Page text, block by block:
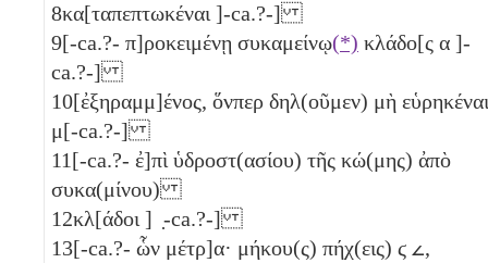
8κα[ταπεπτωκέναι ]-ca.?-]
9[-ca.?- π]ροκειμένῃ συκαμείνῳ(*) κλάδο[ς α ]-
ca.?-]
10[ἐξηραμμ]ένος, ὅνπερ δηλ(οῦμεν) μὴ εὑρηκέναι
μ[-ca.?-]
11[-ca.?- ἐ]πὶ ὑδροστ(ασίου) τῆς κώ(μης) ἀπὸ
συκα(μίνου)
12κλ[άδοι ] ̣-ca.?-]
13[-ca.?- ὧν μέτρ]α· μήκου(ς) πήχ(εις) ϛ 𐅵,